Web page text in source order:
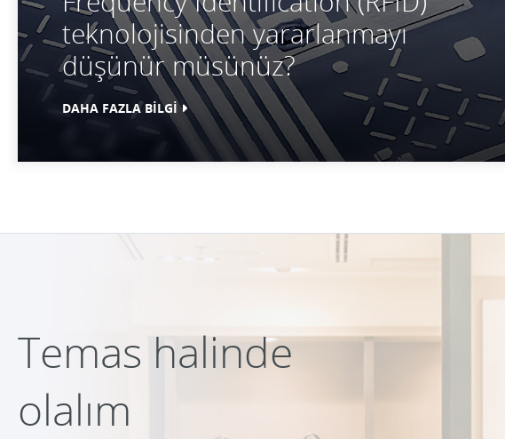
teknolojisinden yararlanmayı
düşünür müsünüz?
DAHA FAZLA BİLGİ
Temas halinde
olalım